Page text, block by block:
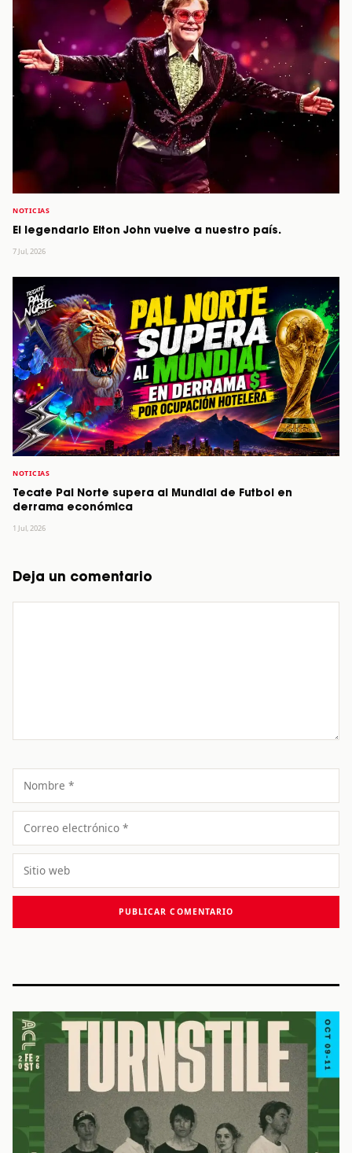
NOTICIAS
El legendario Elton John vuelve a nuestro país.
7 Jul, 2026
NOTICIAS
Tecate Pal Norte supera al Mundial de Futbol en
derrama económica
1 Jul, 2026
Deja un comentario
Nombre
Correo
electrónico
Sitio
web